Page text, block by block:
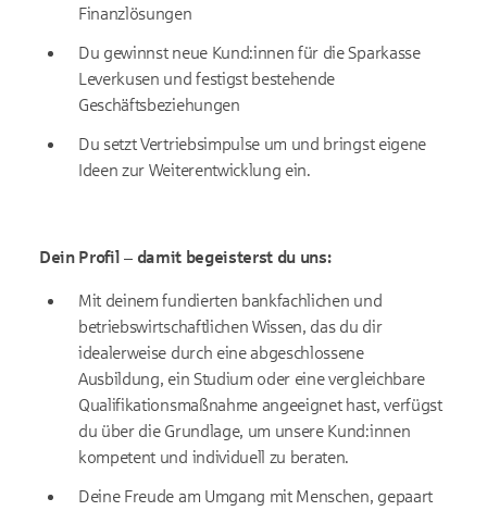
Finanzlösungen
Du gewinnst neue Kund:innen für die Sparkasse
Leverkusen und festigst bestehende
Geschäftsbeziehungen
Du setzt Vertriebsimpulse um und bringst eigene
Ideen zur Weiterentwicklung ein.
Dein Profil – damit begeisterst du uns:
Mit deinem fundierten bankfachlichen und
betriebswirtschaftlichen Wissen, das du dir
idealerweise durch eine abgeschlossene
Ausbildung, ein Studium oder eine vergleichbare
Qualifikationsmaßnahme angeeignet hast, verfügst
du über die Grundlage, um unsere Kund:innen
kompetent und individuell zu beraten.
Deine Freude am Umgang mit Menschen, gepaart